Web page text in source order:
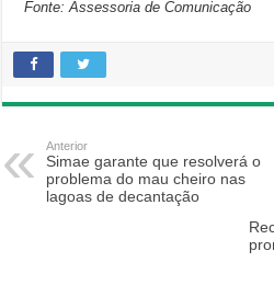
Fonte: Assessoria de Comunicação
Anterior
Simae garante que resolverá o
problema do mau cheiro nas
lagoas de decantação